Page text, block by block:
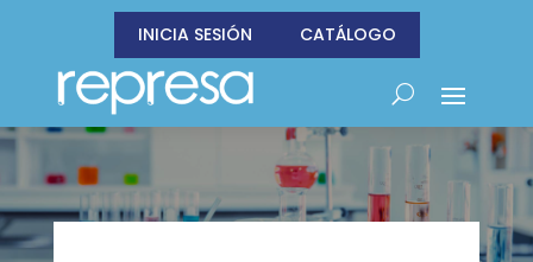
INICIA SESIÓN CATÁLOGO